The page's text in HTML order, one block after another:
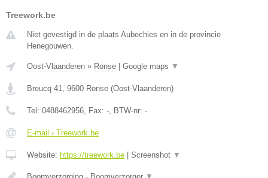
Treework.be
Niet gevestigd in de plaats Aubechies en in de provincie
Henegouwen.
Oost-Vlaanderen » Ronse Google maps ▼
Breucq 41 9600 Ronse (Oost-Vlaanderen)
Tel: 0488462956 , Fax: - , BTW-nr: -
E-mail › Treework.be
Website: https://treework.be Screenshot ▼